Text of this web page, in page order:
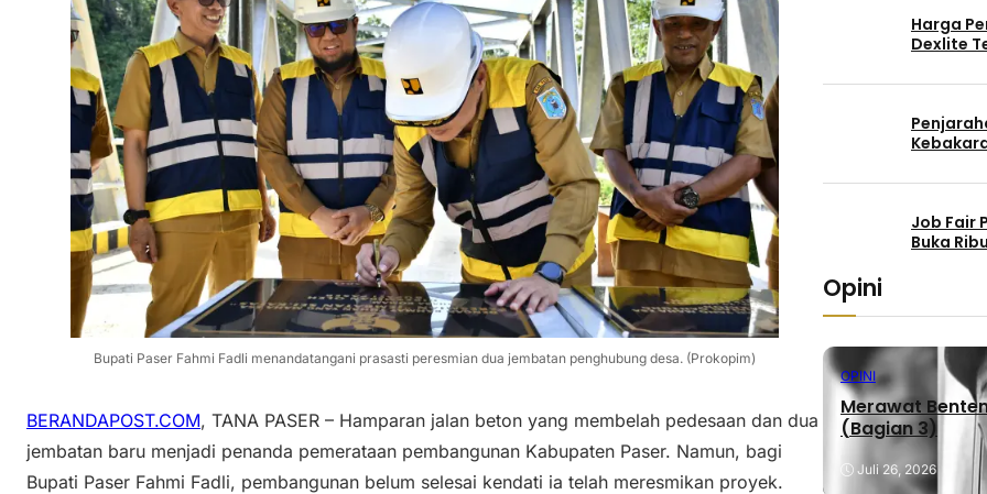
Bupati Paser Fahmi Fadli menandatangani prasasti peresmian dua jembatan penghubung desa. (Prokopim)
BERANDAPOST.COM, TANA PASER – Hamparan jalan beton yang membelah pedesaan dan dua
jembatan baru menjadi penanda pemerataan pembangunan Kabupaten Paser. Namun, bagi
Bupati Paser Fahmi Fadli, pembangunan belum selesai kendati ia telah meresmikan proyek.
Harga
Dexlite
Job Fair
Buka
Opini
OPINI
Merawat
(Bagian 3)
Juli 26, 2026